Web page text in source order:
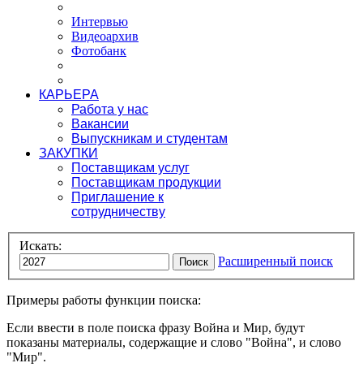
Интервью
Видеоархив
Фотобанк
КАРЬЕРА
Работа у нас
Вакансии
Выпускникам и студентам
ЗАКУПКИ
Поставщикам услуг
Поставщикам продукции
Приглашение к
сотрудничеству
Искать:
Поиск Расширенный поиск
Примеры работы функции поиска:
Если ввести в поле поиска фразу Война и Мир, будут
показаны материалы, содержащие и слово "Война", и слово
"Мир".